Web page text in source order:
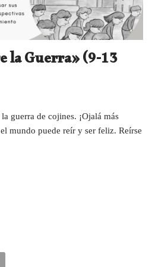
la Guerra» (9-13
guerra de cojines. ¡Ojalá más
mundo puede reír y ser feliz. Reírse